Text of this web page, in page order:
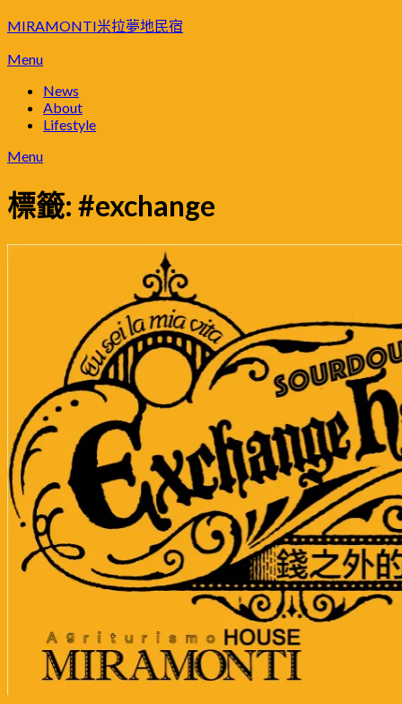
Skip
to
content
MIRAMONTI米拉夢地民宿
Menu
News
About
Lifestyle
Menu
標籤: #exchange